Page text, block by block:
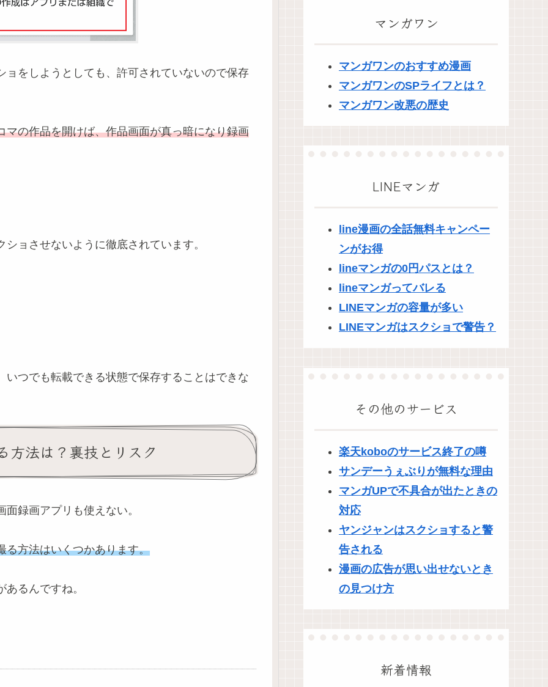
をしようとしても、許可されていないので保存
の作品を開けば、作品画面が真っ暗になり録画
ョさせないように徹底されています。
つでも転載できる状態で保存することはできな
方法は？裏技とリスク
録画アプリも使えない。
る方法はいくつかあります。
るんですね。
マンガワン
マンガワンのおすすめ漫画
マンガワンのSPライフとは？
マンガワン改悪の歴史
LINEマンガ
line漫画の全話無料キャンペー
ンがお得
lineマンガの0円パスとは？
lineマンガってバレる
LINEマンガの容量が多い
LINEマンガはスクショで警告？
その他のサービス
楽天koboのサービス終了の噂
サンデーうぇぶりが無料な理由
マンガUPで不具合が出たときの
対応
ヤンジャンはスクショすると警
告される
漫画の広告が思い出せないとき
の見つけ方
新着情報